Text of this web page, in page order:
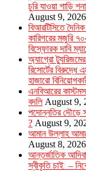
চুরি যাওয়া গাড়ি
August 9, 2026
বিআরটিসিতে
কারিগরের মজুরি
বিস্ফোরক দাবি
অ্যাগ্রো
রিসোর্টের
হাজারো
এনবিআরের
বদলি August 9,
পদোন্নতির দৌড়ে
? August 9,
আমান উল্লাহ
August 8, 2026
আন্তর্জাতিক
স্বীকৃতি চাই –